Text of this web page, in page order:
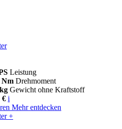
Leistung
Nm Drehmoment
Gewicht ohne Kraftstoff
€ i
Mehr entdecken
+